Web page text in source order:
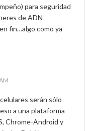
para seguridad
de ADN
fin…algo como ya
serán sólo
a una plataforma
Chrome-Android y